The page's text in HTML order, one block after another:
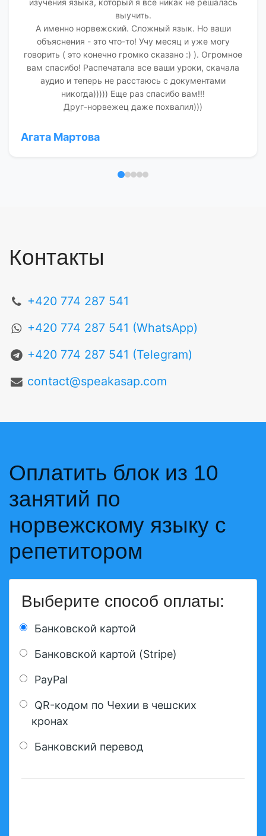
изучения языка, который я все никак не решалась
выучить.
А именно норвежский. Сложный язык. Но ваши
объяснения - это что-то! Учу месяц и уже могу
говорить ( это конечно громко сказано :) ). Огромное
вам спасибо! Распечатала все ваши уроки, скачала
аудио и теперь не расстаюсь с документами
никогда))))) Еще раз спасибо вам!!!
Друг-норвежец даже похвалил)))
Агата Мартова
Отзыв 1
Контакты
+420 774 287 541
+420 774 287 541 (WhatsApp)
+420 774 287 541 (Telegram)
contact@speakasap.com
Оплатить блок из 10
занятий по
норвежскому языку с
репетитором
Выберите способ оплаты:
Банковской картой
Банковской картой (Stripe)
PayPal
QR-кодом по Чехии в чешских
кронах
Банковский перевод